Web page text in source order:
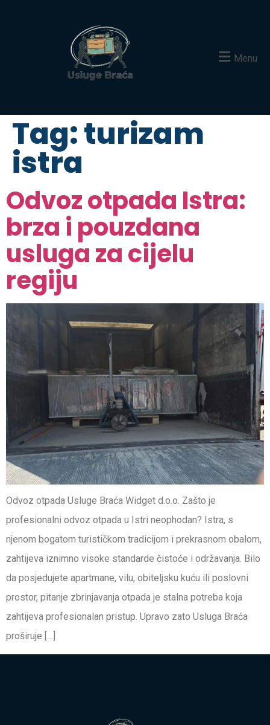
Menu
Tag:turizam
istra
Odvoz otpada Istra:
brza i pouzdana
usluga za cijelu
regiju
Odvoz otpada Usluge Braća Widget d.o.o. Zašto je
profesionalni odvoz otpada u Istri neophodan? Istra, s
njenom bogatom turističkom tradicijom i prekrasnom obalom,
zahtijeva iznimno visoke standarde čistoće i održavanja. Bilo
da posjedujete apartmane, vilu, obiteljsku kuću ili poslovni
prostor, pitanje zbrinjavanja otpada je stalna potreba koja
zahtijeva profesionalan pristup. Upravo zato Usluga Braća
proširuje […]